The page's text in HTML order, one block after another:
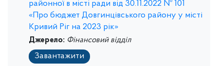
районної в місті ради від 30.11.2022 № 101
«Про бюджет Довгинцівського району у місті
Кривий Ріг на 2023 рік»
Джерело: Фінансовий відділ
Завантажити